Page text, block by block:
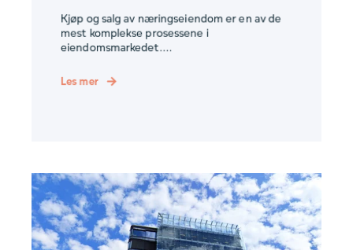
Kjøp og salg av næringseiendom er en av de
mest komplekse prosessene i
eiendomsmarkedet. ...
Les mer